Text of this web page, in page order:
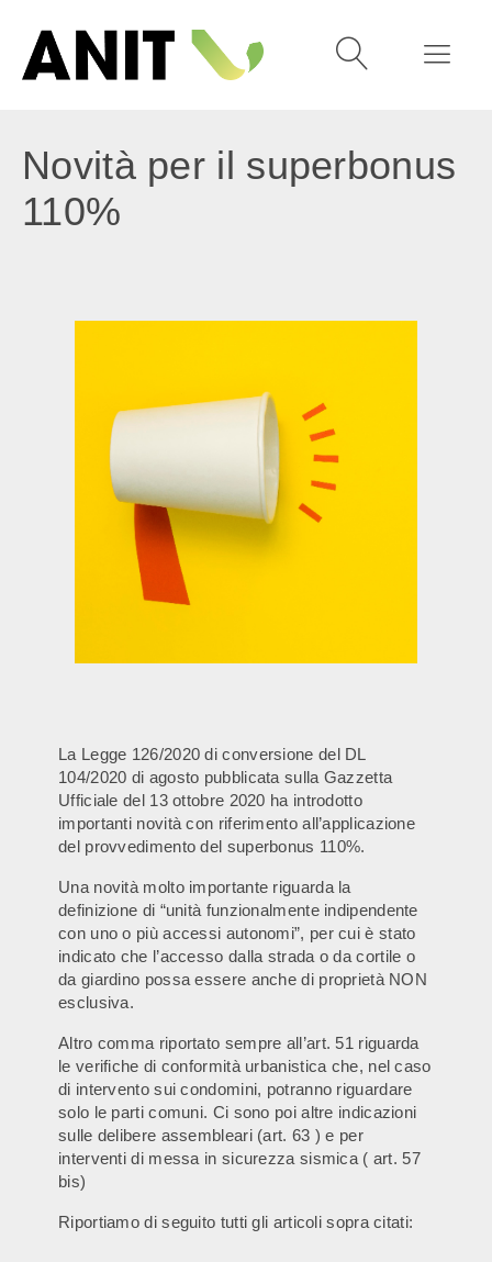
Novità per il superbonus
110%
La Legge 126/2020 di conversione del DL
104/2020 di agosto pubblicata sulla Gazzetta
Ufficiale del 13 ottobre 2020 ha introdotto
importanti novità con riferimento all’applicazione
del provvedimento del superbonus 110%.
Una novità molto importante riguarda la
definizione di “unità funzionalmente indipendente
con uno o più accessi autonomi”, per cui è stato
indicato che l’accesso dalla strada o da cortile o
da giardino possa essere anche di proprietà NON
esclusiva.
Altro comma riportato sempre all’art. 51 riguarda
le verifiche di conformità urbanistica che, nel caso
di intervento sui condomini, potranno riguardare
solo le parti comuni. Ci sono poi altre indicazioni
sulle delibere assembleari (art. 63 ) e per
interventi di messa in sicurezza sismica ( art. 57
bis)
Riportiamo di seguito tutti gli articoli sopra citati: